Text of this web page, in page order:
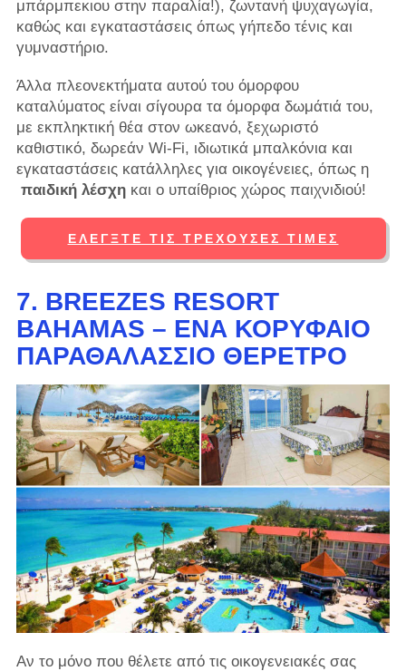
μπάρμπεκιου στην παραλία!), ζωντανή ψυχαγωγία,
καθώς και εγκαταστάσεις όπως γήπεδο τένις και
γυμναστήριο.
Άλλα πλεονεκτήματα αυτού του όμορφου
καταλύματος είναι σίγουρα τα όμορφα δωμάτιά του,
με εκπληκτική θέα στον ωκεανό, ξεχωριστό
καθιστικό, δωρεάν Wi-Fi, ιδιωτικά μπαλκόνια και
εγκαταστάσεις κατάλληλες για οικογένειες, όπως η
παιδική λέσχηκαι ο υπαίθριος χώρος παιχνιδιού!
ΕΛΈΓΞΤΕ ΤΙΣ ΤΡΈΧΟΥΣΕΣ ΤΙΜΈΣ
7. BREEZES RESORT
BAHAMAS – ΈΝΑ ΚΟΡΥΦΑΊΟ
ΠΑΡΑΘΑΛΆΣΣΙΟ ΘΈΡΕΤΡΟ
Αν το μόνο που θέλετε από τις οικογενειακές σας